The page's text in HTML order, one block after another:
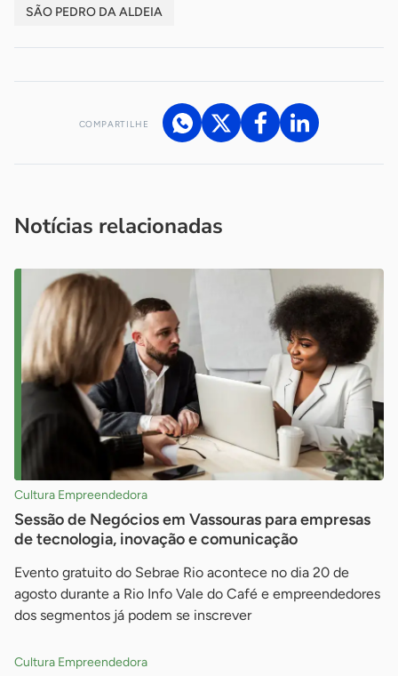
SÃO PEDRO DA ALDEIA
COMPARTILHE
Notícias relacionadas
Cultura Empreendedora
Sessão de Negócios em Vassouras para empresas
de tecnologia, inovação e comunicação
Evento gratuito do Sebrae Rio acontece no dia 20 de
agosto durante a Rio Info Vale do Café e empreendedores
dos segmentos já podem se inscrever
Cultura Empreendedora